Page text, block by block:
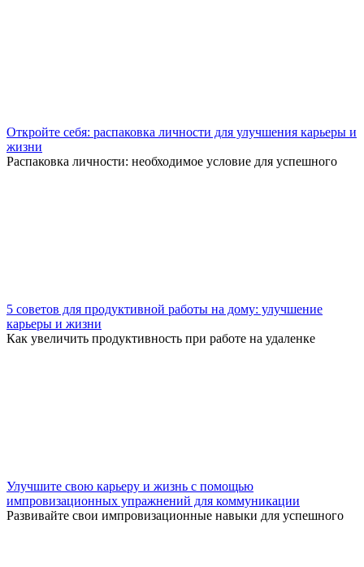
Откройте себя: распаковка личности для улучшения карьеры и
жизни
Распаковка личности: необходимое условие для успешного
5 советов для продуктивной работы на дому: улучшение
карьеры и жизни
Как увеличить продуктивность при работе на удаленке
Улучшите свою карьеру и жизнь с помощью
импровизационных упражнений для коммуникации
Развивайте свои импровизационные навыки для успешного